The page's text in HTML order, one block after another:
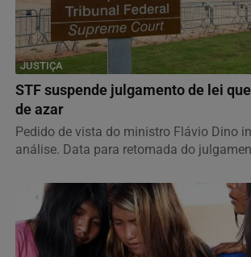
JUSTIÇA
STF suspende julgamento de lei
de azar
Pedido de vista do ministro Flávio Dino
análise. Data para retomada do